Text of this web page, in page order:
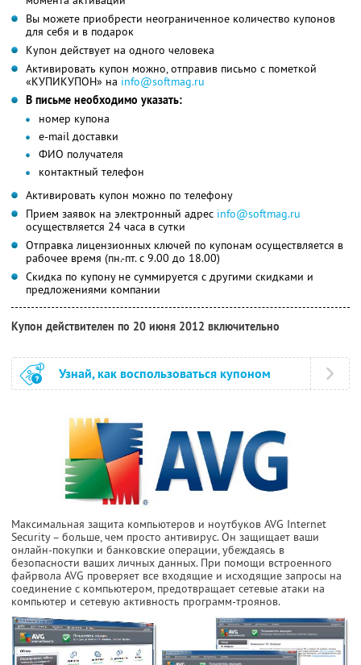
Вы можете приобрести неограниченное количество купонов
для себя и в подарок
Купон действует на одного человека
Активировать купон можно, отправив письмо с пометкой
«КУПИКУПОН» на info@softmag.ru
В письме необходимо указать:
номер купона
e-mail доставки
ФИО получателя
контактный телефон
Активировать купон можно по телефону
Прием заявок на электронный адрес info@softmag.ru
осуществляется 24 часа в сутки
Отправка лицензионных ключей по купонам осуществляется в
рабочее время (пн.-пт. с 9.00 до 18.00)
Скидка по купону не суммируется с другими скидками и
предложениями компании
Купон действителен по 20 июня 2012 включительно
Узнай, как воспользоваться купоном
Максимальная защита компьютеров и ноутбуков AVG Internet
Security – больше, чем просто антивирус. Он защищает ваши
онлайн-покупки и банковские операции, убеждаясь в
безопасности ваших личных данных. При помощи встроенного
файрвола AVG проверяет все входящие и исходящие запросы на
соединение с компьютером, предотвращает сетевые атаки на
компьютер и сетевую активность программ-троянов.